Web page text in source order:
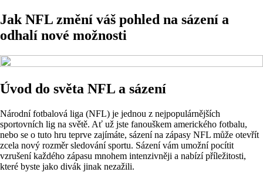
Jak NFL změní váš pohled na sázení a
odhalí nové možnosti
Úvod do světa NFL a sázení
Národní fotbalová liga (NFL) je jednou z nejpopulárnějších
sportovních lig na světě. Ať už jste fanouškem amerického fotbalu,
nebo se o tuto hru teprve zajímáte, sázení na zápasy NFL může otevřít
zcela nový rozměr sledování sportu. Sázení vám umožní pocítit
vzrušení každého zápasu mnohem intenzivněji a nabízí příležitosti,
které byste jako divák jinak nezažili.